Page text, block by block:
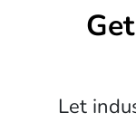
Let